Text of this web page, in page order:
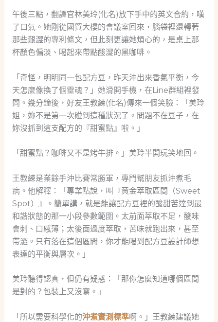
午後三點，翻譯官林美玲(化名)放下手中的英文合約，嘆
了口氣。她剛從國貿大樓的會議室回來，腦袋裡還轉著
那些艱澀的專利條文，但此刻更讓她煩心的，是桌上那
杯顏色偏淡、喝起來帶點酸澀的黑咖啡。
「奇怪，明明同一包配方豆，昨天沖出來香氣平衡，今
天怎麼像換了個靈魂？」她滑開手機，在Line群組裡發
問。幾分鐘後，好友王教練(化名)傳來一個笑臉：「美玲
姐，妳不是第一次碰到這種狀況了。問題不在豆子，在
妳沒抓到這支配方的『甜蜜點』啦。」
「甜蜜點？咖啡又不是烤牛排。」美玲半開玩笑地回。
王教練是業餘手沖比賽常勝軍，專門幫朋友抓沖煮毛
病。他解釋：「專業點說，叫『黃金萃取區間（Sweet
Spot）』。簡單講，就是能讓配方豆裡的酸甜苦達到最
和諧狀態的那一小段參數範圍。太前面萃取不足，酸味
會刺、口感薄；太後面過度萃取，苦味就跑出來，甚至
帶澀。只有落在這個區間，你才能喝到配方豆設計師想
表達的平衡與層次。」
美玲聽得認真，但仍有疑惑：「那你怎麼知道哪個區間
是對的？包裝上又沒寫。」
「所以需要科學化的沖煮實測標準啊。」王教練建議她